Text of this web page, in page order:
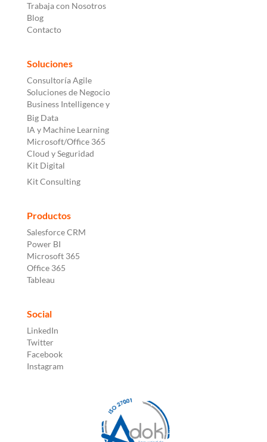
Trabaja con Nosotros
Blog
Contacto
Soluciones
Consultoría Agile
Soluciones de Negocio
Business Intelligence y
Big Data
IA y Machine Learning
Microsoft/Office 365
Cloud y Seguridad
Kit Digital
Kit Consulting
Productos
Salesforce CRM
Power BI
Microsoft 365
Office 365
Tableau
Social
LinkedIn
Twitter
Facebook
Instagram